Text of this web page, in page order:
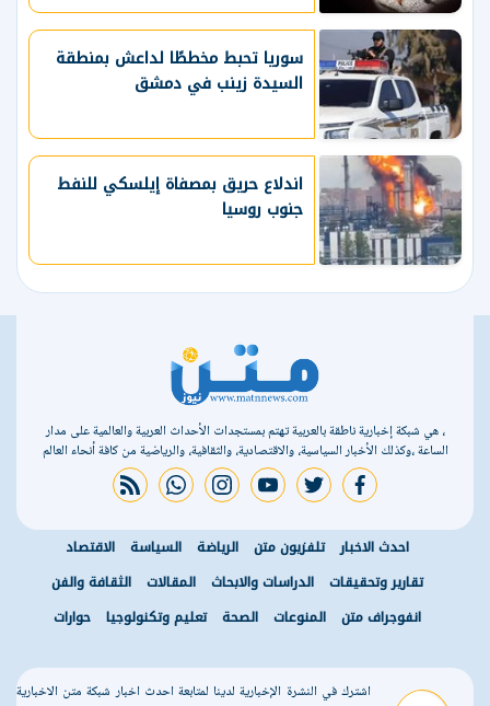
سوريا تحبط مخططًا لداعش بمنطقة
السيدة زينب في دمشق
اندلاع حريق بمصفاة إيلسكي للنفط
جنوب روسيا
، هي شبكة إخبارية ناطقة بالعربية تهتم بمستجدات الأحداث العربية والعالمية على مدار
الساعة ،وكذلك الأخبار السياسية، والاقتصادية، والثقافية، والرياضية من كافة أنحاء العالم
facebook
twitter
youtube
instagram
whatsapp
rss feed
احدث الاخبار تلفزيون متن الرياضة السياسة
الاقتصاد
تقارير وتحقيقات
الدراسات والابحاث المقالات
الثقافة والفن
انفوجراف متن
المنوعات الصحة تعليم وتكنولوجيا حوارات
اشترك في النشرة الإخبارية لدينا لمتابعة احدث اخبار شبكة متن الاخبارية